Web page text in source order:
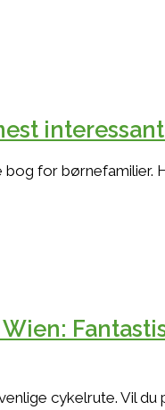
for børnefamilier.
cykelrute. Vil